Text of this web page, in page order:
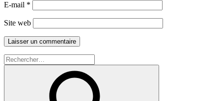
E-mail *
Site web
Recherche
pour :